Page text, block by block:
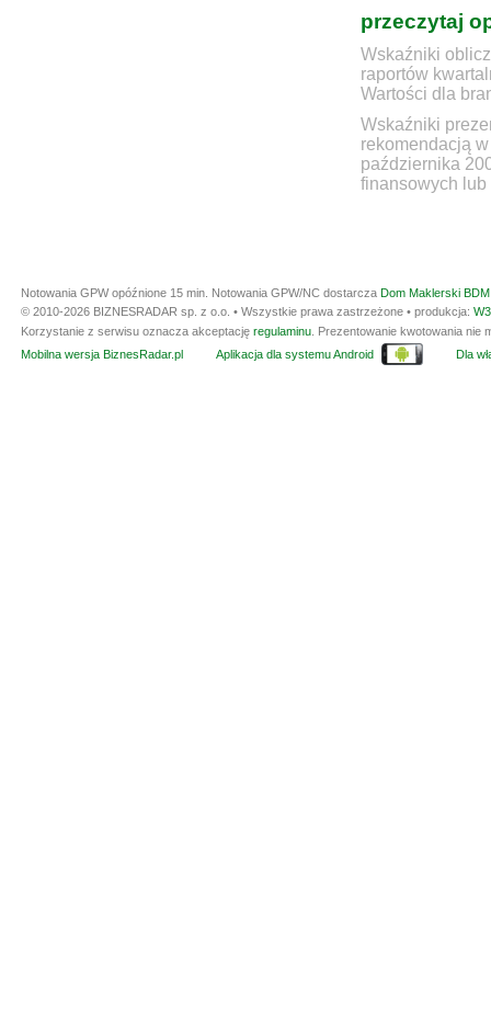
przeczytaj
Wskaźniki
raportów
Wartości dla
Wskaźniki
rekomendacją
października
finansowych lub
Notowania GPW opóźnione 15 min. Notowania GPW/NC dostarcza Dom Maklerski
© 2010-2026 BIZNESRADAR sp. z o.o. • Wszystkie prawa zastrzeżone • produkcja:
Korzystanie z serwisu oznacza akceptację regulaminu . Prezentowanie kwotowania
Mobilna wersja BiznesRadar.pl
Aplikacja dla systemu Android Dla